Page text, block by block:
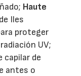
Haute
de Iles
proteger
UV;
capilar de
antes o